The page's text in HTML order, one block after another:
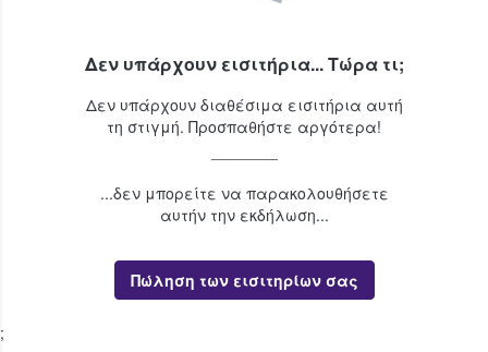
Δεν υπάρχουν εισιτήρια... Τώρα τι;
Δεν υπάρχουν διαθέσιμα εισιτήρια αυτή
τη στιγμή. Προσπαθήστε αργότερα!
...δεν μπορείτε να παρακολουθήσετε
αυτήν την εκδήλωση...
Πώληση των εισιτηρίων σας
;